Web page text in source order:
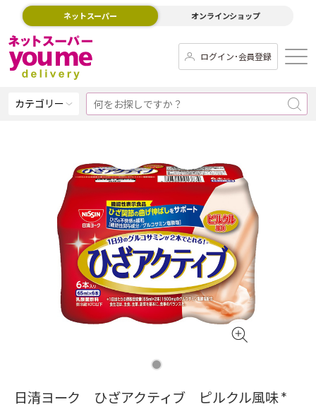
ネットスーパー オンラインショップ
ログイン･会員登録
カテゴリー
日清ヨーク ひざアクティブ ピルクル風味 *